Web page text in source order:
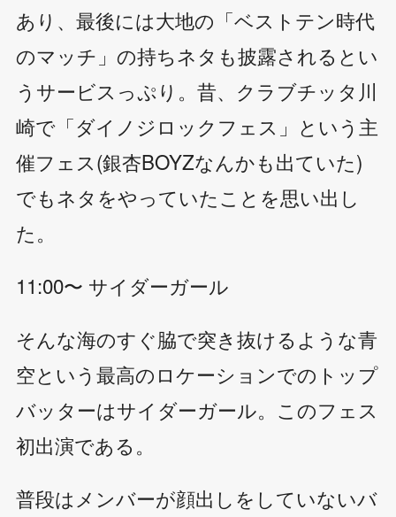
あり、最後には大地の「ベストテン時代
のマッチ」の持ちネタも披露されるとい
うサービスっぷり。昔、クラブチッタ川
崎で「ダイノジロックフェス」という主
催フェス(銀杏BOYZなんかも出ていた)
でもネタをやっていたことを思い出し
た。
11:00〜 サイダーガール
そんな海のすぐ脇で突き抜けるような青
空という最高のロケーションでのトップ
バッターはサイダーガール。このフェス
初出演である。
普段はメンバーが顔出しをしていないバ